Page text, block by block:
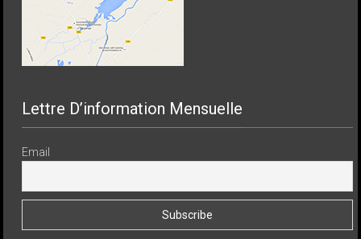
Lettre D’information Mensuelle
Email